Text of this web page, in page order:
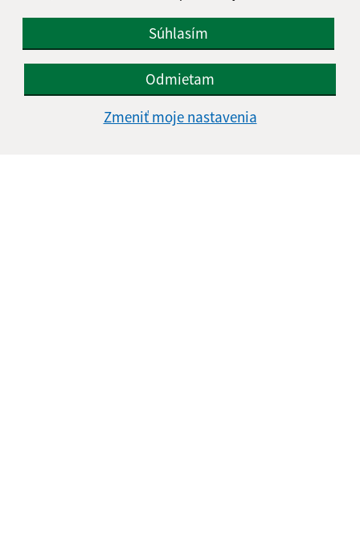
Súhlasím
Odmietam
Zmeniť moje nastavenia